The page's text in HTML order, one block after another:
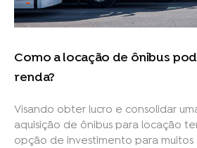
Como a locação de ônibus
renda?
Visando obter lucro e consolidar
aquisição de ônibus para locação
opção de investimento para muitos